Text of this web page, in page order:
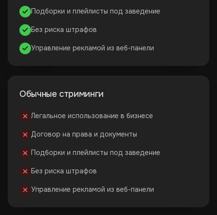
Подборки и плейлисты под заведение
Без риска штрафов
Управление рекламой из веб-панели
Обычные стриминги
Легальное использование в бизнесе
Договор на права и документы
Подборки и плейлисты под заведение
Без риска штрафов
Управление рекламой из веб-панели